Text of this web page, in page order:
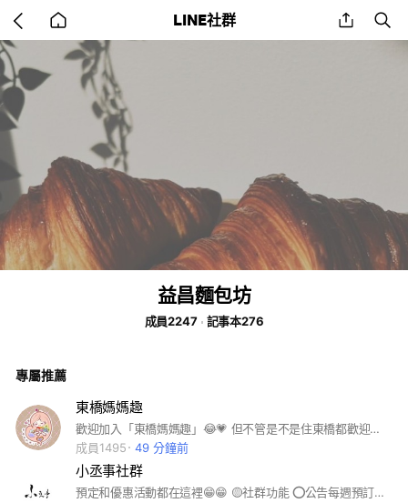
back
to
home
LINE社群 share
益昌麵包坊
成員2247 記事本276
專屬推薦
東橋媽媽趣
歡迎加入「東橋媽媽趣」😂💗 但不管是不是住東橋都歡迎加入我們 這裡是一群媽媽的避風港（也是發洩地🤣） 白天顧小孩、晚上滑手機 累了就來聊天，崩潰也沒關係！ ✔ 可以曬娃 ✔ 可以抱怨 ✔ 可以亂聊 目前我們在瘋皮克敏ㄧ起加入我們互相邀打菇🍄
成員1495
49 分鐘前
小丞事社群
預定和優惠活動都在這裡😁😁 🟡社群功能 ⭕️公告每週預訂品項 ⭕️公告每日現場菜單 ⭕️不定時社群限定 ❌沒有提供預留麵包的服務 ❌不回答個人訂單問題（請私訊粉專/line客服）